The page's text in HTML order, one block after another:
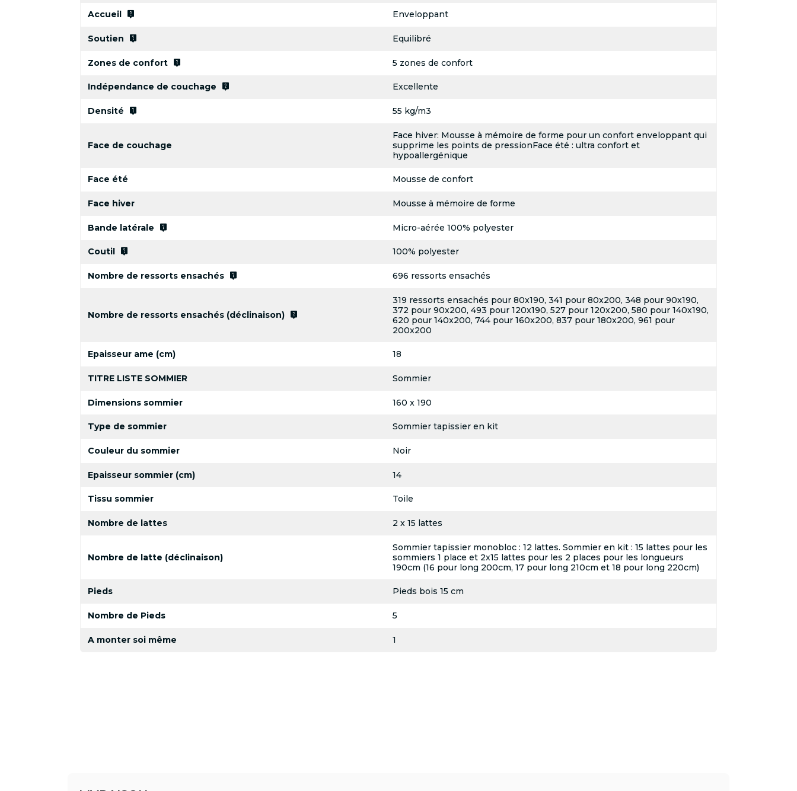
Accueil live_help Enveloppant
Soutien live_help Equilibré
Zones de confort live_help 5 zones de confort
Indépendance de couchage live_help Excellente
Densité live_help 55 kg/m3
Face de couchage
Face hiver: Mousse à mémoire de forme pour un confort enveloppant qui
supprime les points de pressionFace été : ultra confort et
hypoallergénique
Face été Mousse de confort
Face hiver Mousse à mémoire de forme
Bande latérale live_help Micro-aérée 100% polyester
Coutil live_help 100% polyester
Nombre de ressorts ensachés live_help 696 ressorts ensachés
Nombre de ressorts ensachés (déclinaison) live_help
319 ressorts ensachés pour 80x190, 341 pour 80x200, 348 pour 90x190,
372 pour 90x200, 493 pour 120x190, 527 pour 120x200, 580 pour 140x190,
620 pour 140x200, 744 pour 160x200, 837 pour 180x200, 961 pour
200x200
Epaisseur ame (cm) 18
TITRE LISTE SOMMIER Sommier
Dimensions sommier 160 x 190
Type de sommier Sommier tapissier en kit
Couleur du sommier Noir
Epaisseur sommier (cm) 14
Tissu sommier Toile
Nombre de lattes 2 x 15 lattes
Nombre de latte (déclinaison)
Sommier tapissier monobloc : 12 lattes. Sommier en kit : 15 lattes pour les
sommiers 1 place et 2x15 lattes pour les 2 places pour les longueurs
190cm (16 pour long 200cm, 17 pour long 210cm et 18 pour long 220cm)
Pieds Pieds bois 15 cm
Nombre de Pieds 5
A monter soi même 1